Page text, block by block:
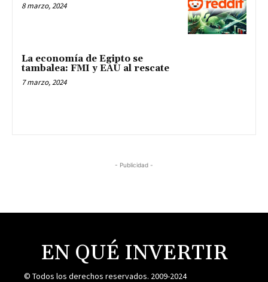
8 marzo, 2024
La economía de Egipto se
tambalea: FMI y EAU al rescate
7 marzo, 2024
- Publicidad -
EN QUÉ INVERTIR
© Todos los derechos reservados. 2009-2024